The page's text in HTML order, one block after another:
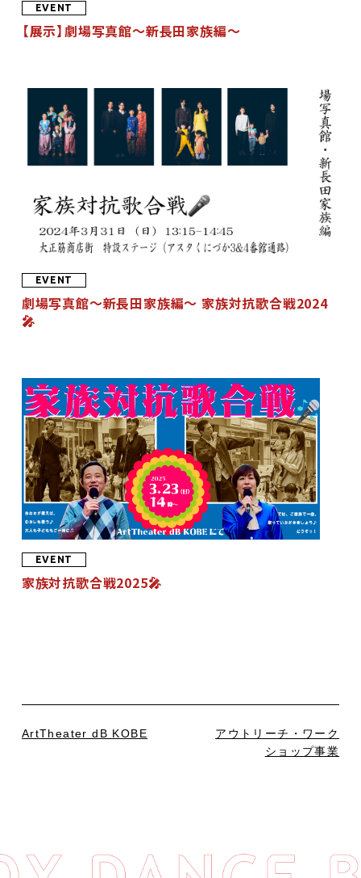
EVENT
【展示】劇場写真館〜新長田家族編〜
EVENT
劇場写真館〜新長田家族編〜 家族対抗歌合戦2024
🎤
EVENT
家族対抗歌合戦2025🎤
ArtTheater dB KOBE
アウトリーチ・ワーク
ショップ事業